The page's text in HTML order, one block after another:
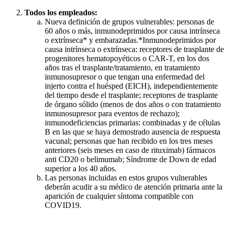
Todos los empleados:
Nueva definición de grupos vulnerables: personas de
60 años o más, inmunodeprimidos por causa intrínseca
o extrínseca* y embarazadas.*Inmunodeprimidos por
causa intrínseca o extrínseca: receptores de trasplante de
progenitores hematopoyéticos o CAR-T, en los dos
años tras el trasplante/tratamiento, en tratamiento
inmunosupresor o que tengan una enfermedad del
injerto contra el huésped (EICH), independientemente
del tiempo desde el trasplante; receptores de trasplante
de órgano sólido (menos de dos años o con tratamiento
inmunosupresor para eventos de rechazo);
inmunodeficiencias primarias: combinadas y de células
B en las que se haya demostrado ausencia de respuesta
vacunal; personas que han recibido en los tres meses
anteriores (seis meses en caso de rituximab) fármacos
anti CD20 o belimumab; Síndrome de Down de edad
superior a los 40 años.
Las personas incluidas en estos grupos vulnerables
deberán acudir a su médico de atención primaria ante la
aparición de cualquier síntoma compatible con
COVID19.